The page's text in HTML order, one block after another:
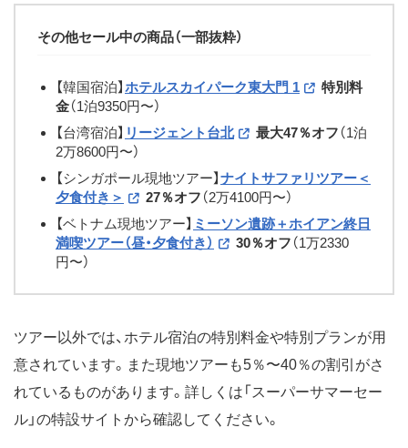
その他セール中の商品（一部抜粋）
【韓国宿泊】 ホテルスカイパーク東大門 1
特別料
金（1泊9350円〜）
【台湾宿泊】 リージェント台北 最大47％オフ （1泊
2万8600円〜）
【シンガポール現地ツアー】 ナイトサファリツアー＜
夕食付き＞
27％オフ （2万4100円〜）
【ベトナム現地ツアー】 ミーソン遺跡＋ホイアン終日
満喫ツアー（昼・夕食付き）
30％オフ （1万2330
円〜）
ツアー以外では、ホテル宿泊の特別料金や特別プランが用
意されています。また現地ツアーも5％〜40％の割引がさ
れているものがあります。詳しくは「スーパーサマーセー
ル」の特設サイトから確認してください。